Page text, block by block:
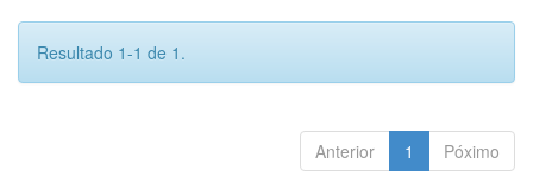
Resultado 1-1 de 1.
Anterior 1 Póximo